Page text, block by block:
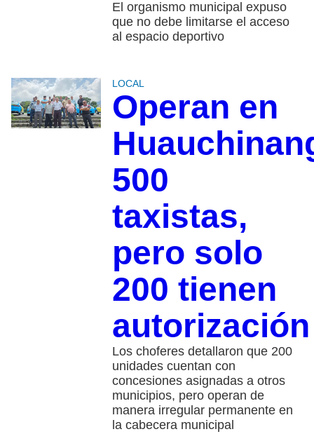
El organismo municipal expuso
que no debe limitarse el acceso
al espacio deportivo
LOCAL
Operan en
500
taxistas,
pero solo
200 tienen
autorización
Los choferes detallaron que 200
unidades cuentan con
concesiones asignadas a otros
municipios, pero operan de
manera irregular permanente en
la cabecera municipal